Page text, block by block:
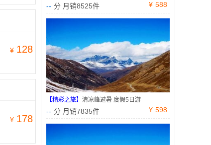
¥ 128
¥ 178
-- 分 月销8525件 ¥ 588
【精彩之旅】 清凉峰避暑 度假5日游
-- 分 月销7835件 ¥ 598